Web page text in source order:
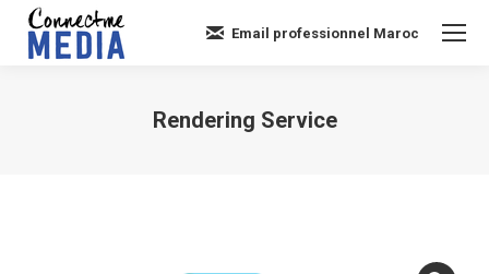
Email professionnel Maroc
Rendering Service